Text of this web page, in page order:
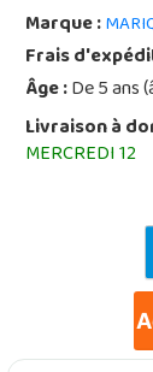
Marque :
Frais
Âge :De 5 ans
Livraison à
MERCREDI 12